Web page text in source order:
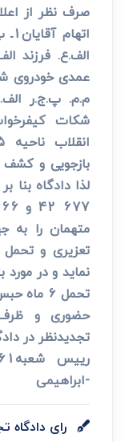
صرف نظر از
الف.ع. فرزند
عمدی خودروی
م.م. پ.ج.ر
شکات
بازجویی و کشف
لذا دادگاه بنا
677 42 و 666
متهمان را
نماید و در
تحمل 6
حضوری و ظرف
تجدیدنظر در
-ابراهیمی
رای دادگاه